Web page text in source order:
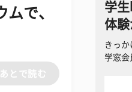
で、
あとで読む
学
体験
きっか
学窓会